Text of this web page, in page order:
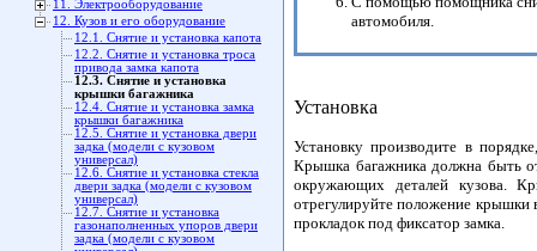
11. Электрооборудование
12. Кузов и его оборудование
12.1. Снятие и установка капота
12.2. Снятие и установка троса
привода замка капота
12.3. Снятие и установка
крышки багажника
12.4. Снятие и установка замка
крышки багажника
12.5. Снятие и установка двери
задка (модели с кузовом
универсал)
12.6. Снятие и установка стекла
двери задка (модели с кузовом
универсал)
12.7. Снятие и установка
газонаполненных упоров двери
задка (модели с кузовом
автомобиля.
Установка
Установку производите в
Крышка багажника должна быть
окружающих деталей кузова.
отрегулируйте положение крышки
прокладок под фиксатор замка.